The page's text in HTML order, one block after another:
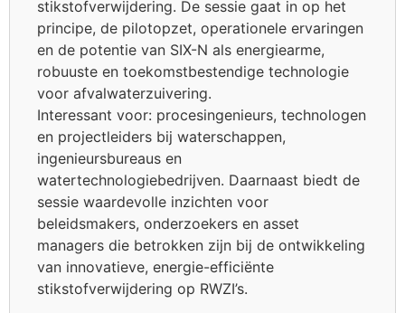
stikstofverwijdering. De sessie gaat in op het
principe, de pilotopzet, operationele ervaringen
en de potentie van SIX-N als energiearme,
robuuste en toekomstbestendige technologie
voor afvalwaterzuivering.
Interessant voor: procesingenieurs, technologen
en projectleiders bij waterschappen,
ingenieursbureaus en
watertechnologiebedrijven. Daarnaast biedt de
sessie waardevolle inzichten voor
beleidsmakers, onderzoekers en asset
managers die betrokken zijn bij de ontwikkeling
van innovatieve, energie-efficiënte
stikstofverwijdering op RWZI’s.